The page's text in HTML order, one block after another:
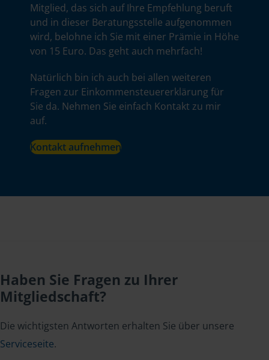
Mitglied, das sich auf Ihre Empfehlung beruft
und in dieser Beratungsstelle aufgenommen
wird, belohne ich Sie mit einer Prämie in Höhe
von 15 Euro. Das geht auch mehrfach!
Natürlich bin ich auch bei allen weiteren
Fragen zur Einkommensteuererklärung für
Sie da. Nehmen Sie einfach Kontakt zu mir
auf.
Kontakt aufnehmen
Haben Sie Fragen zu Ihrer
Mitgliedschaft?
Die wichtigsten Antworten erhalten Sie über unsere
Serviceseite.